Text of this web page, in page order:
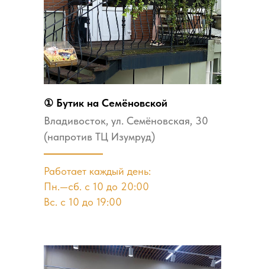
① Бутик на Семёновской
Владивосток, ул. Семёновская, 30
(напротив ТЦ Изумруд)
Работает каждый день:
Пн.—сб. с 10 до 20:00
Вс. с 10 до 19:00